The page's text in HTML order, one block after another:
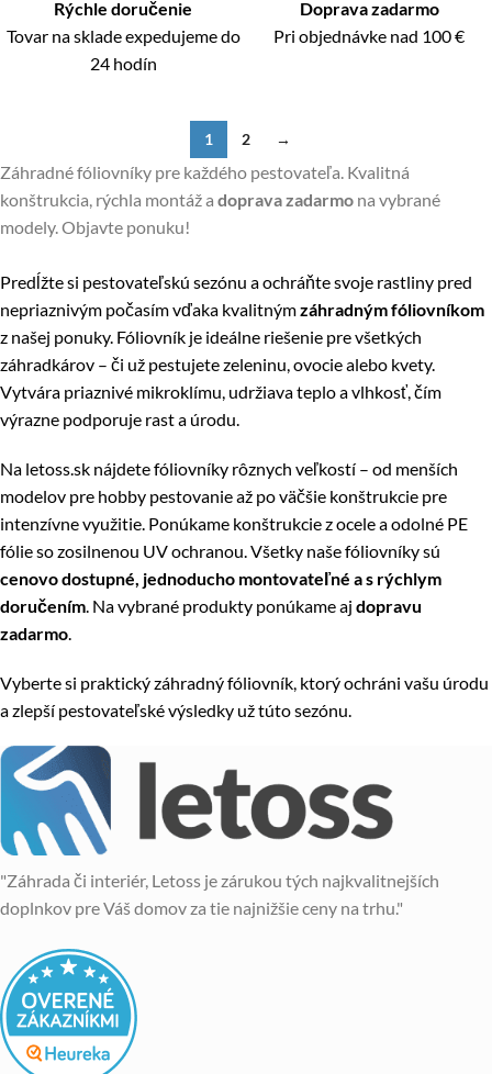
Rýchle doručenie
Tovar na sklade expedujeme do
24 hodín
Doprava zadarmo
Pri objednávke nad 100 €
1 2 →
Záhradné fóliovníky pre každého pestovateľa. Kvalitná
konštrukcia, rýchla montáž a doprava zadarmo na vybrané
modely. Objavte ponuku!
Predĺžte si pestovateľskú sezónu a ochráňte svoje rastliny pred
nepriaznivým počasím vďaka kvalitnýmzáhradným fóliovníkom
z našej ponuky. Fóliovník je ideálne riešenie pre všetkých
záhradkárov – či už pestujete zeleninu, ovocie alebo kvety.
Vytvára priaznivé mikroklímu, udržiava teplo a vlhkosť, čím
výrazne podporuje rast a úrodu.
Na letoss.sk nájdete fóliovníky rôznych veľkostí – od menších
modelov pre hobby pestovanie až po väčšie konštrukcie pre
intenzívne využitie. Ponúkame konštrukcie z ocele a odolné PE
fólie so zosilnenou UV ochranou. Všetky naše fóliovníky sú
cenovo dostupné, jednoducho montovateľné a s rýchlym
doručením. Na vybrané produkty ponúkame aj dopravu
zadarmo.
Vyberte si praktický záhradný fóliovník, ktorý ochráni vašu úrodu
a zlepší pestovateľské výsledky už túto sezónu.
"Záhrada či interiér, Letoss je zárukou tých najkvalitnejších
doplnkov pre Váš domov za tie najnižšie ceny na trhu."